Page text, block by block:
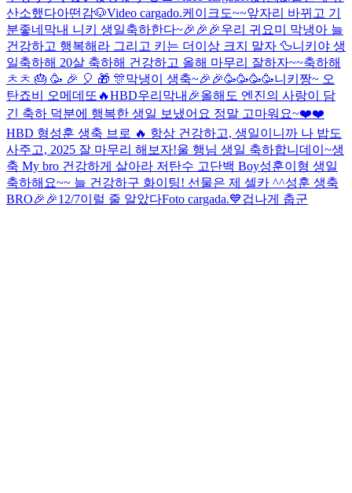
산소했다아떤감🐶Video cargado.케이크도~~앞자리 바뀌고 기
분좋네 막내 니키 생일축하한다~🎉🎉🎉우리 귀요미 막냉아 늘
건강하고 행복해라 그리고 키는 더이상 크지 말자 🦆니키야 생
일축하해 20살 축하해 건강하고 올해 마무리 잘하자~~축하해
ㅊㅊ 🎂 🥳 🎉 🎈 🎁 🎊막냉이 생축~🎉🎉🥳🥳🥳🥳니키짱~ 오
탄죠비 오메데또🔥HBD우리막내🎉올해도 엔진의 사랑이 담
긴 축하 덕분에 행복한 생일 보냈어요 정말 고마워요~❤️❤️
HBD 형성훈 생축 브로 🔥 항상 건강하고, 생일이니까 나 밥도
사주고, 2025 잘 마무리 해보자!울 행님 생일 축하합니데이~생
축 My bro 건강하게 살아라 저탄수 고단백 Boy성훈이형 생일
축하해요~~ 늘 건강하구 화이팅! 선물은 제 셀카 ^^성훈 생축
BRO🎉🎉12/7이럴 줄 알았다Foto cargada.💙겁나게 춥군